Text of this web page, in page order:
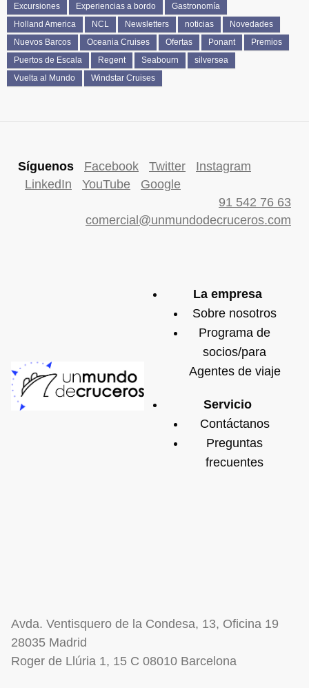
Excursiones
Experiencias a bordo
Gastronomía
Holland America
NCL Newsletters noticias
Novedades
Nuevos Barcos
Oceania Cruises Ofertas Ponant
Premios
Puertos de Escala
Regent Seabourn
silversea
Vuelta al Mundo
Windstar Cruises
Síguenos Facebook Twitter
Instagram
LinkedIn
YouTube
Google
91 542 76 63
comercial@unmundodecruceros.com
La empresa
Sobre nosotros
Programa de
socios/para
Agentes de viaje
Servicio
Contáctanos
Preguntas
frecuentes
Avda. Ventisquero de la Condesa, 13, Oficina 19
28035 Madrid
Roger de Llúria 1, 15 C 08010 Barcelona